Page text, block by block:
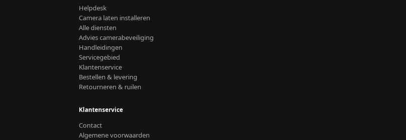
Helpdesk
Camera laten installeren
Alle diensten
Advies camerabeveiliging
Handleidingen
Servicegebied
Klantenservice
Bestellen & levering
Retourneren & ruilen
Klantenservice
Contact
Algemene voorwaarden